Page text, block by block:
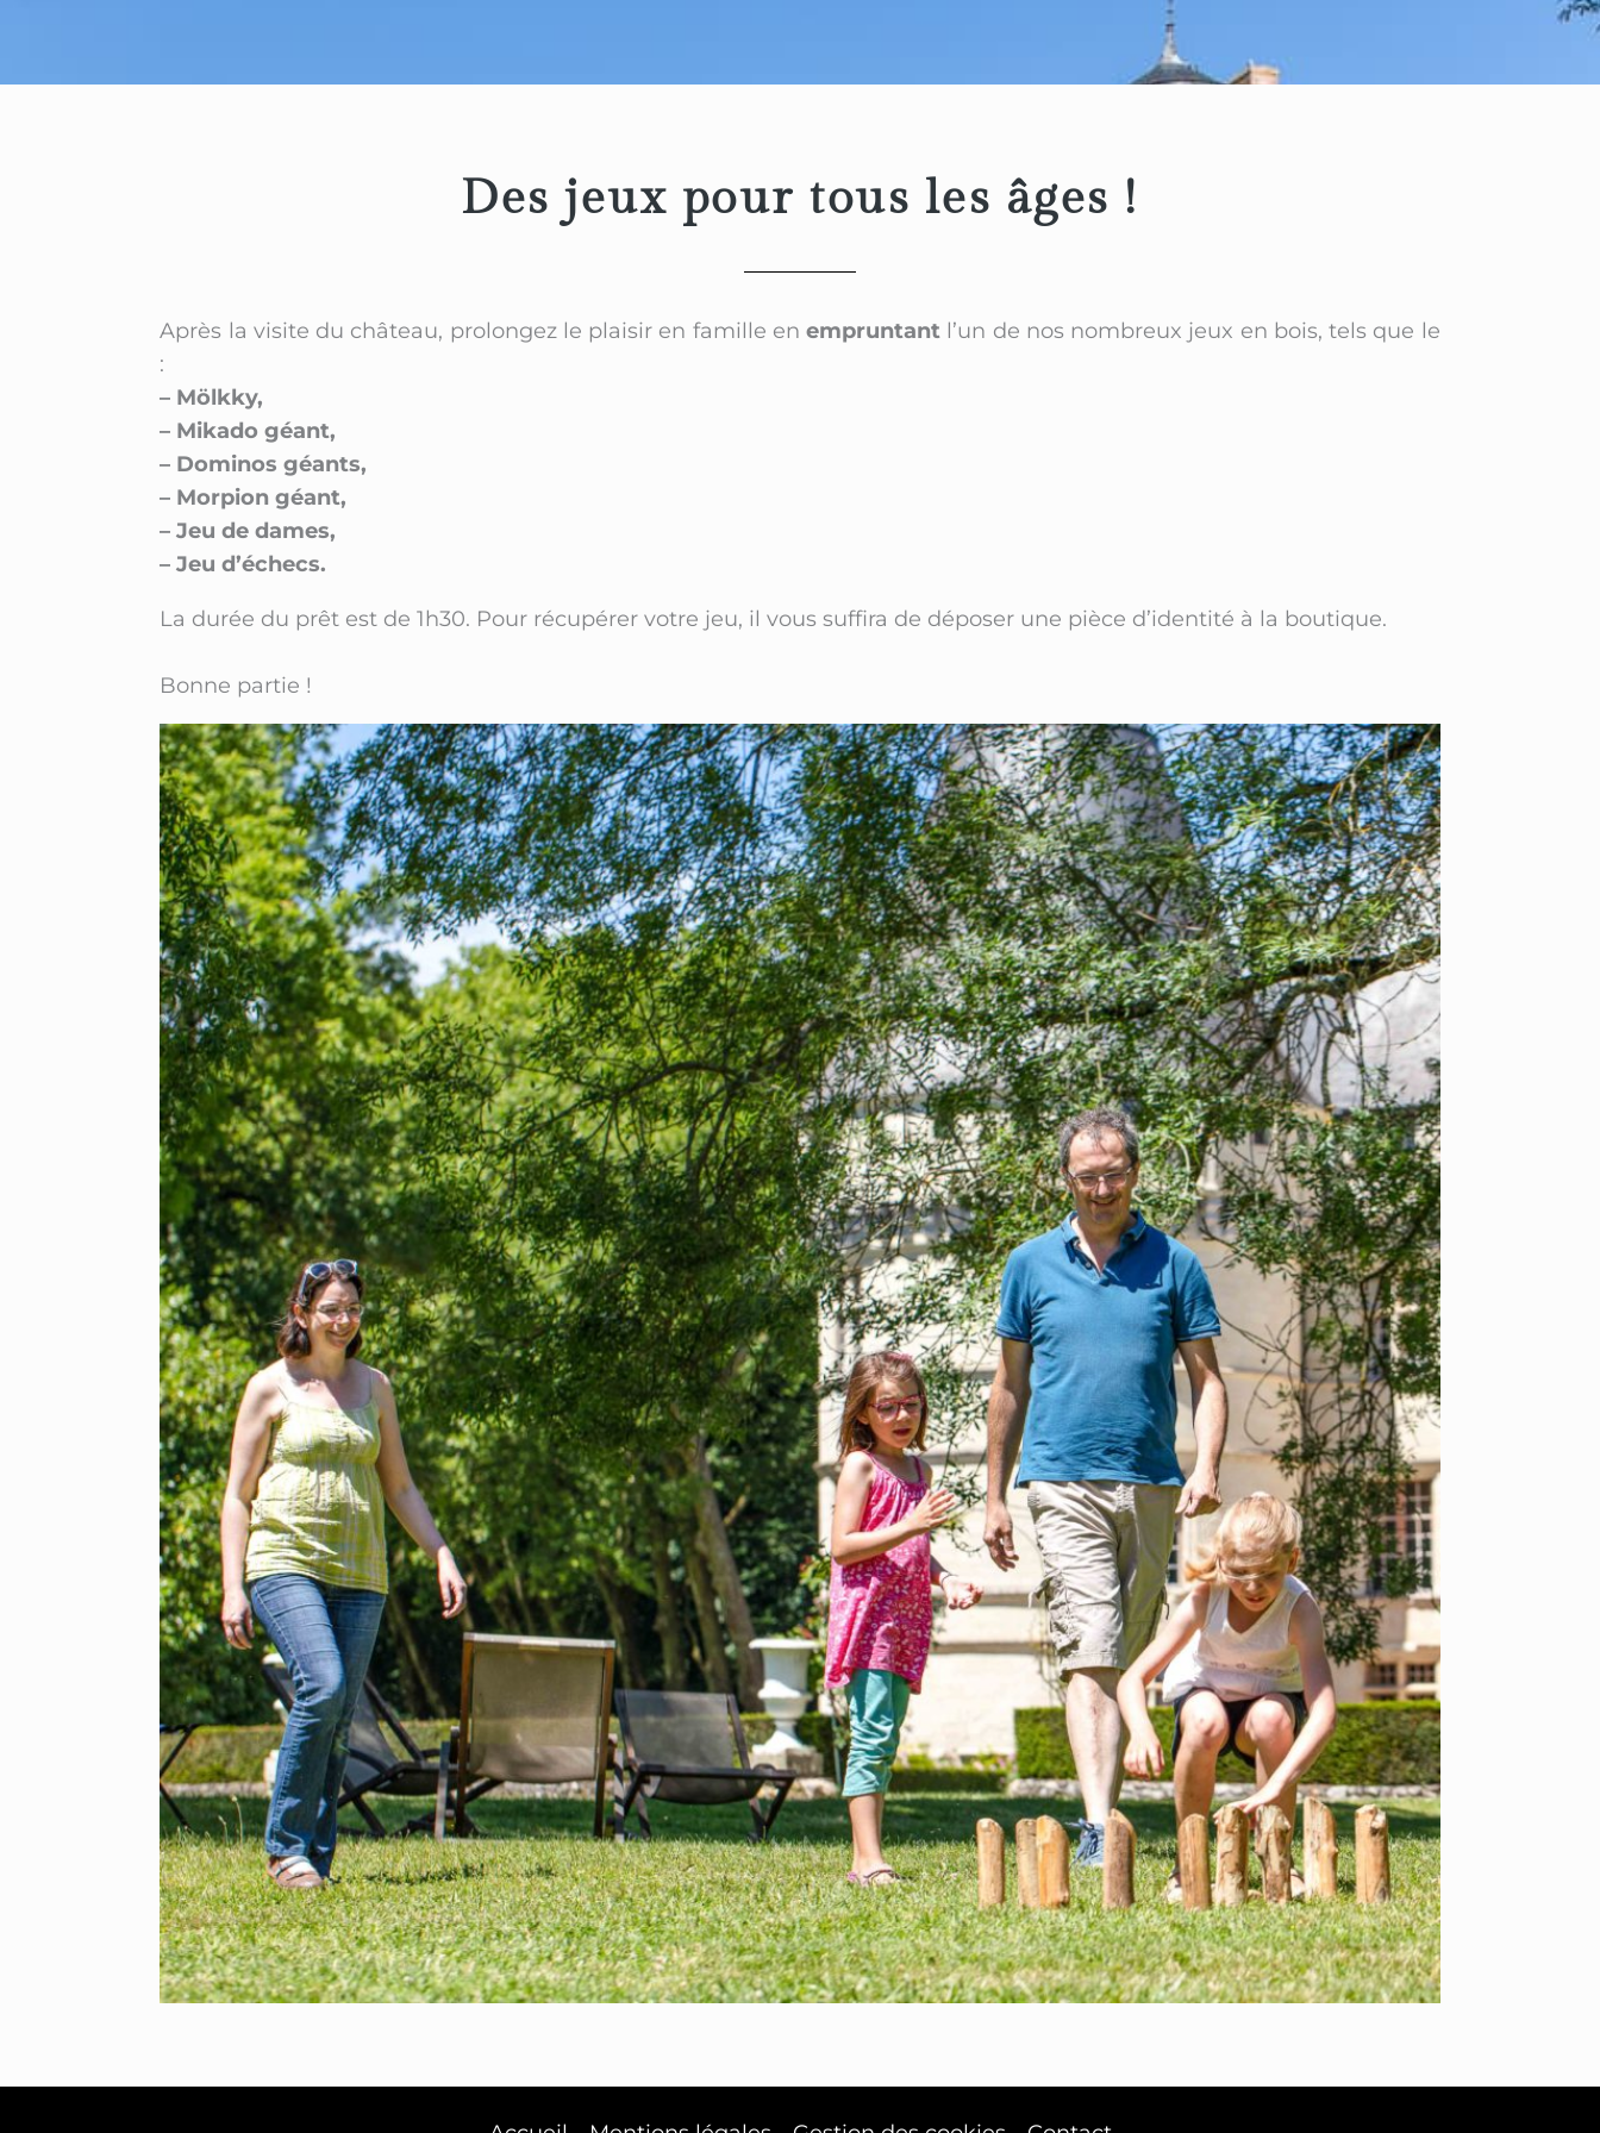
Des jeux pour tous les âges !
Après la visite du château, prolongez le plaisir en famille enempruntant l’un de nos nombreux jeux en bois, tels que le
:
– Mölkky,
– Mikado géant,
– Dominos géants,
– Morpion géant,
– Jeu de dames,
– Jeu d’échecs.
La durée du prêt est de 1h30. Pour récupérer votre jeu, il vous suffira de déposer une pièce d’identité à la boutique.
Bonne partie !